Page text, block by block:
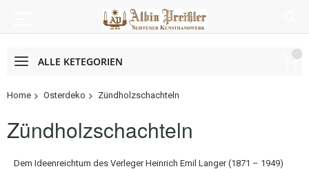
ALLE KETEGORIEN
Home Osterdeko Zündholzschachteln
Zündholzschachteln
Dem Ideenreichtum des Verleger Heinrich Emil Langer (1871 – 1949)